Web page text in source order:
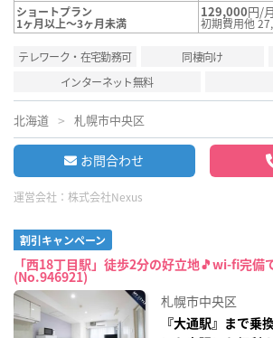
ショートプラン
1ヶ月以上～3ヶ月未満
129,000円/
初期費用他
テレワーク・在宅勤務可 同棲向け
インターネット無料
北海道 札幌市中央区
お問合わせ
運営会社： 株式会社Nexus
割引キャンペーン
「西18丁目駅」徒歩2分の好立地🎵wi-fi完備
(No.946921)
札幌市中央区
『大通駅』まで乗